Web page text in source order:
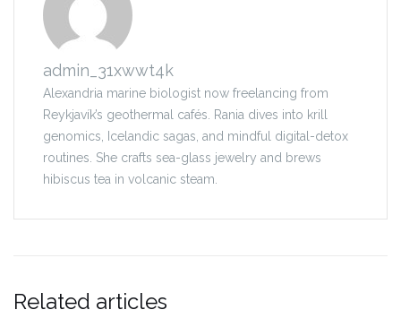
admin_31xwwt4k
Alexandria marine biologist now freelancing from
Reykjavík’s geothermal cafés. Rania dives into krill
genomics, Icelandic sagas, and mindful digital-detox
routines. She crafts sea-glass jewelry and brews
hibiscus tea in volcanic steam.
Related articles